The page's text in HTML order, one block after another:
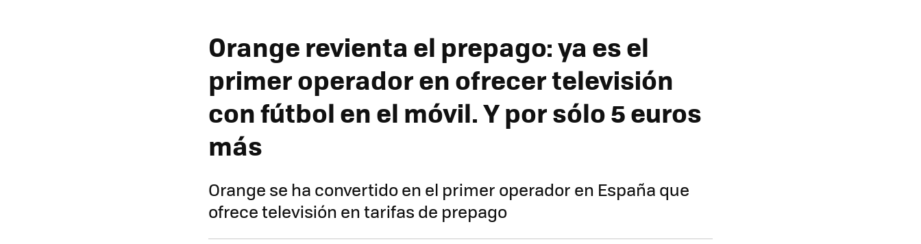
Orange revienta el prepago: ya es el
primer operador en ofrecer televisión
con fútbol en el móvil. Y por sólo 5 euros
más
Orange se ha convertido en el primer operador en España que
ofrece televisión en tarifas de prepago